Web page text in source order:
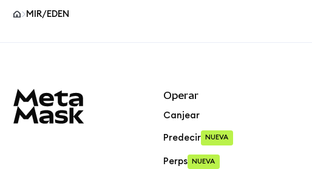
MIR/EDEN
Operar
Canjear
Predecir NUEVA
Perps NUEVA